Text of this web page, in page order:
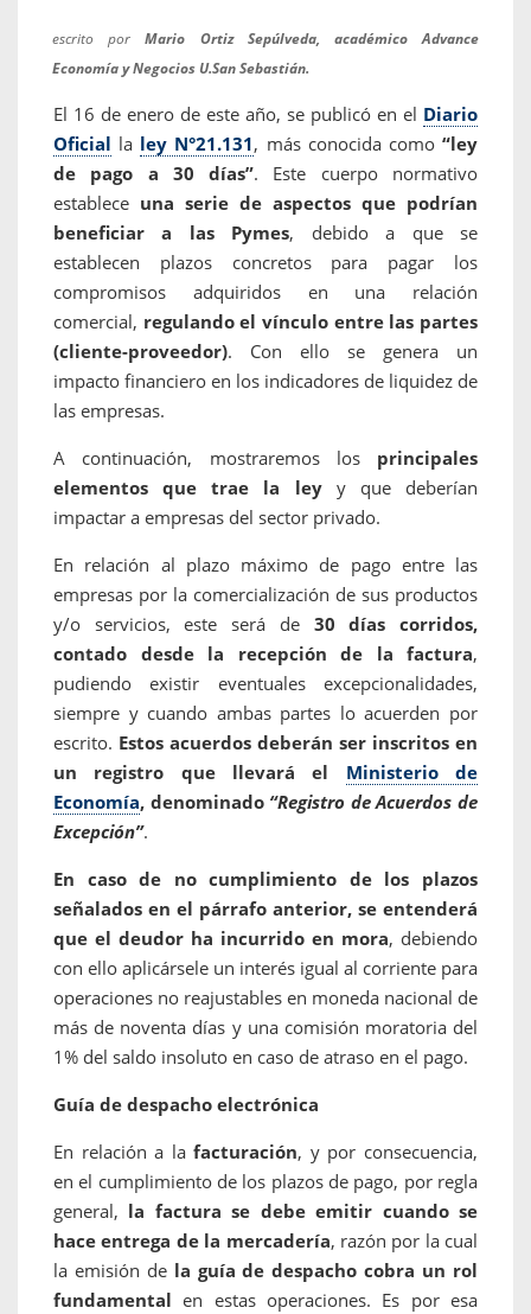
escrito porMario Ortiz Sepúlveda, académico Advance
Economía y Negocios U.San Sebastián.
El 16 de enero de este año, se publicó en el Diario
Oficial la ley N°21.131, más conocida como“ley
de pago a 30 días”. Este cuerpo normativo
establece una serie de aspectos que podrían
beneficiar a las Pymes, debido a que se
establecen plazos concretos para pagar los
compromisos adquiridos en una relación
comercial, regulando el vínculo entre las partes
(cliente-proveedor). Con ello se genera un
impacto financiero en los indicadores de liquidez de
las empresas.
A continuación, mostraremos los principales
elementos que trae la leyy que deberían
impactar a empresas del sector privado.
En relación al plazo máximo de pago entre las
empresas por la comercialización de sus productos
y/o servicios, este será de 30 días corridos,
contado desde la recepción de la factura,
pudiendo existir eventuales excepcionalidades,
siempre y cuando ambas partes lo acuerden por
escrito. Estos acuerdos deberán ser inscritos en
un registro que llevará el Ministerio de
Economía, denominado “Registro de Acuerdos de
Excepción”.
En caso de no cumplimiento de los plazos
señalados en el párrafo anterior, se entenderá
que el deudor ha incurrido en mora, debiendo
con ello aplicársele un interés igual al corriente para
operaciones no reajustables en moneda nacional de
más de noventa días y una comisión moratoria del
1% del saldo insoluto en caso de atraso en el pago.
Guía de despacho electrónica
En relación a lafacturación, y por consecuencia,
en el cumplimiento de los plazos de pago, por regla
general, la factura se debe emitir cuando se
hace entrega de la mercadería, razón por la cual
la emisión de la guía de despacho cobra un rol
fundamental en estas operaciones. Es por esa